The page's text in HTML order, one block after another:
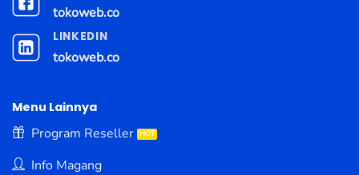
tokoweb.co
LINKEDIN
tokoweb.co
Menu Lainnya
Program Reseller
Info Magang